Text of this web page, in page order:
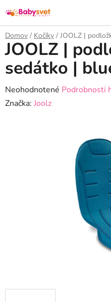
na
obsah
Domov / Kočíky / JOOLZ |
JOOLZ |
sedátko |
Priemerné
hodnotenie
Neohodnotené Podrobnosti
Značka: Joolz